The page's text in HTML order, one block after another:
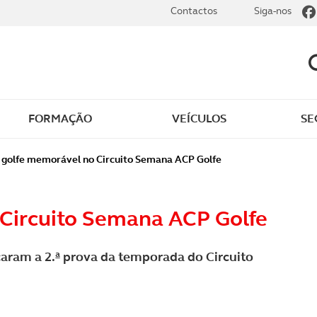
FORMAÇÃO VEÍCULOS
Contactos Siga-nos
golfe memorável no Circuito Semana ACP Golfe
Semana ACP Golfe
a 2.ª prova da temporada do Circuito